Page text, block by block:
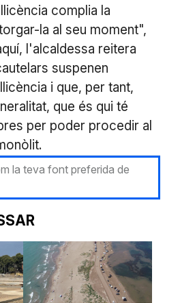
complia la
la al seu moment",
l'alcaldessa reitera
suspenen
i que, per tant,
que és qui té
per poder procedir al
la teva font preferida de